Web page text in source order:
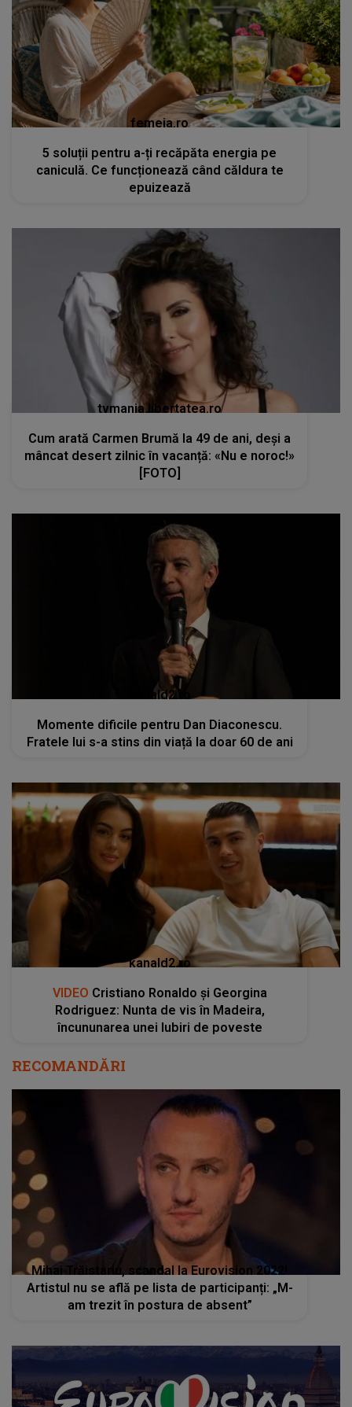
femeia.ro
5 soluții pentru a-ți recăpăta energia pe
caniculă. Ce funcționează când căldura te
epuizează
tvmania.libertatea.ro
Cum arată Carmen Brumă la 49 de ani, deși a
mâncat desert zilnic în vacanță: «Nu e noroc!»
[FOTO]
kanald2.ro
Momente dificile pentru Dan Diaconescu.
Fratele lui s-a stins din viață la doar 60 de ani
kanald2.ro
VIDEO Cristiano Ronaldo și Georgina
Rodriguez: Nunta de vis în Madeira,
încununarea unei Iubiri de poveste
RECOMANDĂRI
Mihai Trăistariu, scandal la Eurovision 2022!
Artistul nu se află pe lista de participanți: „M-
am trezit în postura de absent”